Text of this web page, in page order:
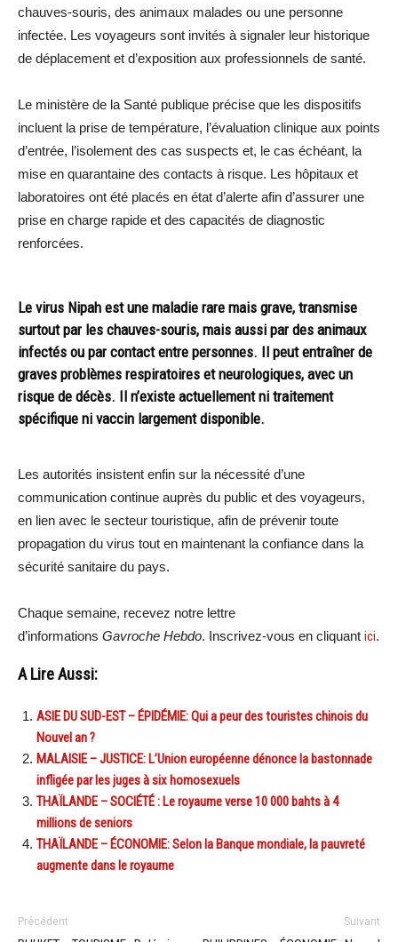
chauves-souris, des animaux malades ou une personne
infectée. Les voyageurs sont invités à signaler leur historique
de déplacement et d’exposition aux professionnels de santé.
Le ministère de la Santé publique précise que les dispositifs
incluent la prise de température, l’évaluation clinique aux points
d’entrée, l’isolement des cas suspects et, le cas échéant, la
mise en quarantaine des contacts à risque. Les hôpitaux et
laboratoires ont été placés en état d’alerte afin d’assurer une
prise en charge rapide et des capacités de diagnostic
renforcées.
Le virus Nipah est une maladie rare mais grave, transmise
surtout par les chauves-souris, mais aussi par des animaux
infectés ou par contact entre personnes. Il peut entraîner de
graves problèmes respiratoires et neurologiques, avec un
risque de décès. Il n’existe actuellement ni traitement
spécifique ni vaccin largement disponible.
Les autorités insistent enfin sur la nécessité d’une
communication continue auprès du public et des voyageurs,
en lien avec le secteur touristique, afin de prévenir toute
propagation du virus tout en maintenant la confiance dans la
sécurité sanitaire du pays.
Chaque semaine, recevez notre lettre
d’informations Gavroche Hebdo. Inscrivez-vous en cliquant ici.
A Lire Aussi:
ASIE DU SUD-EST – ÉPIDÉMIE: Qui a peur des touristes chinois du
Nouvel an ?
MALAISIE – JUSTICE: L’Union européenne dénonce la bastonnade
infligée par les juges à six homosexuels
THAÏLANDE – SOCIÉTÉ : Le royaume verse 10 000 bahts à 4
millions de seniors
THAÏLANDE – ÉCONOMIE: Selon la Banque mondiale, la pauvreté
augmente dans le royaume
Précédent Suivant